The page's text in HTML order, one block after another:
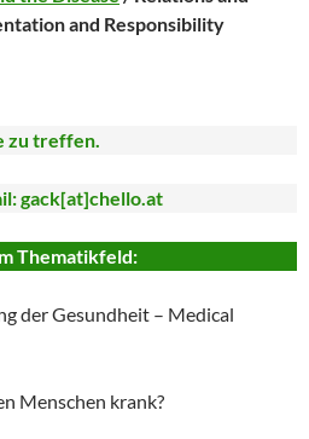
and Responsibility
zu treffen.
gack[at]chello.at
Thematikfeld:
der Gesundheit – Medical
Menschen krank?